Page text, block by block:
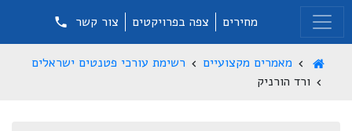
מחירים צפה בפרויקטים צור קשר
מאמרים מקצועיים
רשימת עורכי פטנטים ישראלים
ורד הורניק